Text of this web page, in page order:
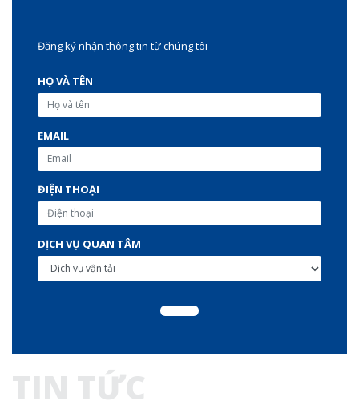
Đăng ký nhận thông tin từ chúng tôi
HỌ VÀ TÊN
EMAIL
ĐIỆN THOẠI
DỊCH VỤ QUAN TÂM
TIN TỨC